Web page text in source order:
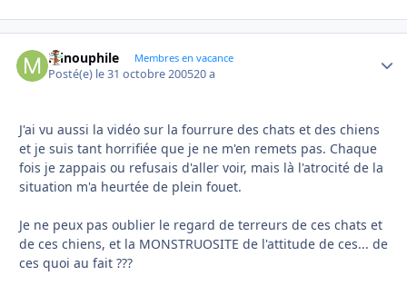
Minouphile Membres en vacance
Posté(e) le 31 octobre 200520 a
J'ai vu aussi la vidéo sur la fourrure des chats et des chiens
et je suis tant horrifiée que je ne m'en remets pas. Chaque
fois je zappais ou refusais d'aller voir, mais là l'atrocité de la
situation m'a heurtée de plein fouet.
Je ne peux pas oublier le regard de terreurs de ces chats et
de ces chiens, et la MONSTRUOSITE de l'attitude de ces... de
ces quoi au fait ???